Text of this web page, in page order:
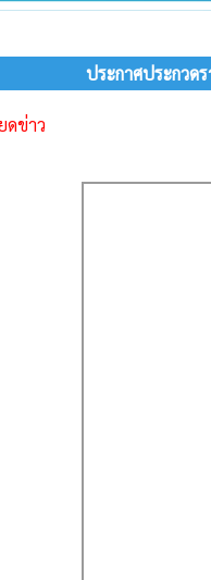
ประกาศประกวด
ดข่าว